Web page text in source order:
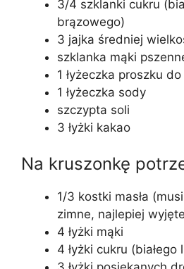
3/4 szklanki cukru
brązowego)
3 jajka średniej
szklanka mąki
1 łyżeczka proszku
1 łyżeczka sody
szczypta soli
3 łyżki kakao
Na kruszonkę
1/3 kostki masła
zimne, najlepiej
4 łyżki mąki
4 łyżki cukru